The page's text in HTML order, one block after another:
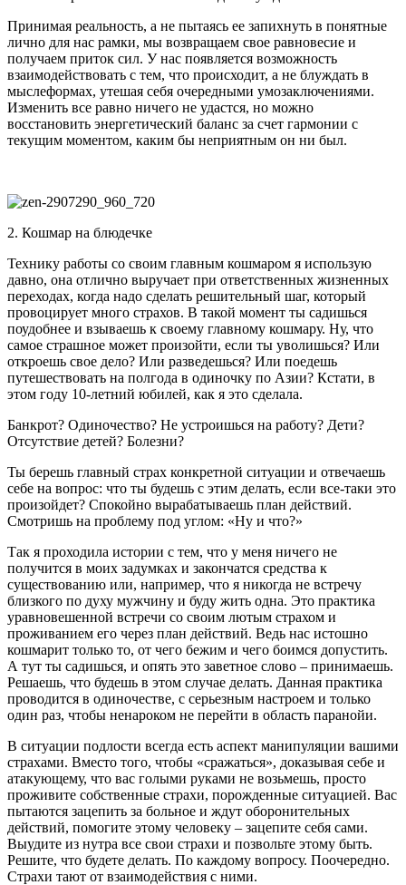
Принимая реальность, а не пытаясь ее запихнуть в понятные
лично для нас рамки, мы возвращаем свое равновесие и
получаем приток сил. У нас появляется возможность
взаимодействовать с тем, что происходит, а не блуждать в
мыслеформах, утешая себя очередными умозаключениями.
Изменить все равно ничего не удастся, но можно
восстановить энергетический баланс за счет гармонии с
текущим моментом, каким бы неприятным он ни был.
2. Кошмар на блюдечке
Технику работы со своим главным кошмаром я использую
давно, она отлично выручает при ответственных жизненных
переходах, когда надо сделать решительный шаг, который
провоцирует много страхов. В такой момент ты садишься
поудобнее и взываешь к своему главному кошмару. Ну, что
самое страшное может произойти, если ты уволишься? Или
откроешь свое дело? Или разведешься? Или поедешь
путешествовать на полгода в одиночку по Азии? Кстати, в
этом году 10-летний юбилей, как я это сделала.
Банкрот? Одиночество? Не устроишься на работу? Дети?
Отсутствие детей? Болезни?
Ты берешь главный страх конкретной ситуации и отвечаешь
себе на вопрос: что ты будешь с этим делать, если все-таки это
произойдет? Спокойно вырабатываешь план действий.
Смотришь на проблему под углом: «Ну и что?»
Так я проходила истории с тем, что у меня ничего не
получится в моих задумках и закончатся средства к
существованию или, например, что я никогда не встречу
близкого по духу мужчину и буду жить одна. Это практика
уравновешенной встречи со своим лютым страхом и
проживанием его через план действий. Ведь нас истошно
кошмарит только то, от чего бежим и чего боимся допустить.
А тут ты садишься, и опять это заветное слово – принимаешь.
Решаешь, что будешь в этом случае делать. Данная практика
проводится в одиночестве, с серьезным настроем и только
один раз, чтобы ненароком не перейти в область паранойи.
В ситуации подлости всегда есть аспект манипуляции вашими
страхами. Вместо того, чтобы «сражаться», доказывая себе и
атакующему, что вас голыми руками не возьмешь, просто
проживите собственные страхи, порожденные ситуацией. Вас
пытаются зацепить за больное и ждут оборонительных
действий, помогите этому человеку – зацепите себя сами.
Выудите из нутра все свои страхи и позвольте этому быть.
Решите, что будете делать. По каждому вопросу. Поочередно.
Страхи тают от взаимодействия с ними.